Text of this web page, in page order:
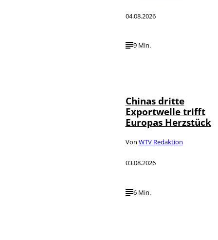
04.08.2026
9 Min.
Chinas dritte
Exportwelle trifft
Europas Herzstück
Von WTV Redaktion
03.08.2026
6 Min.